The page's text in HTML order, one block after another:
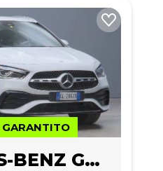
MERCEDES-BENZ GLA 250